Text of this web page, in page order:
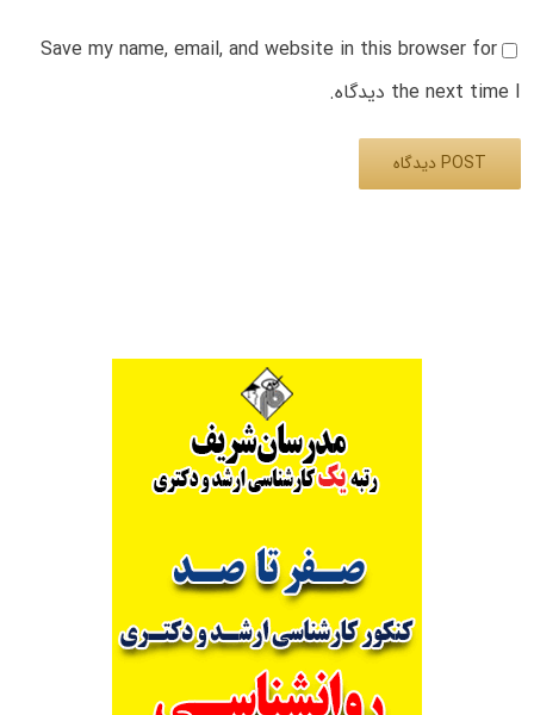
Save my name, email, and website in this browser for
the next time I دیدگاه.